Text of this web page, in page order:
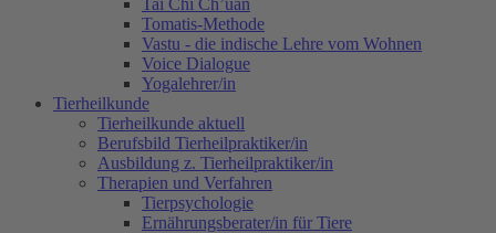
Tai Chi Ch’uan
Tomatis-Methode
Vastu - die indische Lehre vom Wohnen
Voice Dialogue
Yogalehrer/in
Tierheilkunde
Tierheilkunde aktuell
Berufsbild Tierheilpraktiker/in
Ausbildung z. Tierheilpraktiker/in
Therapien und Verfahren
Tierpsychologie
Ernährungsberater/in für Tiere